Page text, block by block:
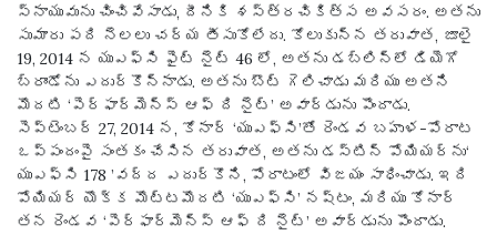
స్నాయువును చించివేసాడు, దీనికి శస్త్రచికిత్స అవసరం. అతను
సుమారు పది నెలలు చర్య తీసుకోలేదు. కోలుకున్న తరువాత, జూలై
19, 2014 న యుఎఫ్‌సి ఫైట్ నైట్ 46 లో, అతను డబ్లిన్‌లో డియెగో
బ్రాండోను ఎదుర్కొన్నాడు. అతను బౌట్ గెలిచాడు మరియు అతని
మొదటి ‘పెర్ఫార్మెన్స్ ఆఫ్ ది నైట్’ అవార్డును పొందాడు.
సెప్టెంబర్ 27, 2014 న, కోనార్ ‘యుఎఫ్‌సి’తో రెండవ బహుళ-పోరాట
ఒప్పందంపై సంతకం చేసిన తరువాత, అతను డస్టిన్ పోయియర్‌ను‘
యుఎఫ్‌సి 178 ’వద్ద ఎదుర్కొని, పోరాటంలో విజయం సాధించాడు. ఇది
పోయియర్ యొక్క మొట్టమొదటి ‘యుఎఫ్‌సి’ నష్టం, మరియు కోనార్
తన రెండవ ‘పెర్ఫార్మెన్స్ ఆఫ్ ది నైట్’ అవార్డును పొందాడు.